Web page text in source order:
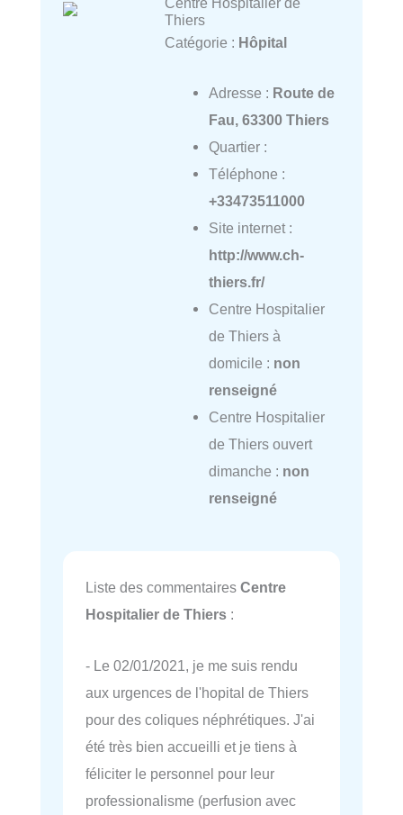
Thiers
Catégorie : Hôpital
Adresse : Route de
Fau, 63300 Thiers
Quartier :
Téléphone :
+33473511000
Site internet :
http://www.ch-
thiers.fr/
Centre Hospitalier
de Thiers à
domicile : non
renseigné
Centre Hospitalier
de Thiers ouvert
dimanche : non
renseigné
Liste des commentaires Centre
Hospitalier de Thiers :
- Le 02/01/2021, je me suis rendu
aux urgences de l'hopital de Thiers
pour des coliques néphrétiques. J'ai
été très bien accueilli et je tiens à
féliciter le personnel pour leur
professionalisme (perfusion avec